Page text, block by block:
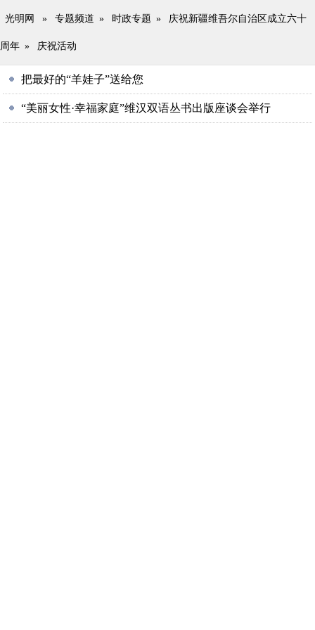
光明网 » 专题频道 » 时政专题 » 庆祝新疆维吾尔自治区成立六十
周年 » 庆祝活动
把最好的“羊娃子”送给您
“美丽女性·幸福家庭”维汉双语丛书出版座谈会举行